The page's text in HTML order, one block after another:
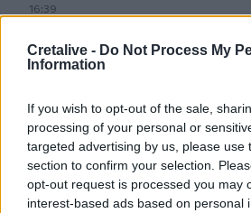
Cretalive - Do Not Process My
Information
If you wish to opt-out of the sale,
processing of your personal or
targeted advertising by us, please use
section to confirm your selection.
opt-out request is processed you may
interest-based ads based on personal
16:39
στα Αυγούστου – Όλες οι
Φωτιά στη Βοιωτία: Η δραματική
πολιτών μέσω θαλάσσης από την
16:12
Ε. Τουρνάς: "Απέναντι σε ακραία
υπάρχουν περιθώρια εφησυχασμού"